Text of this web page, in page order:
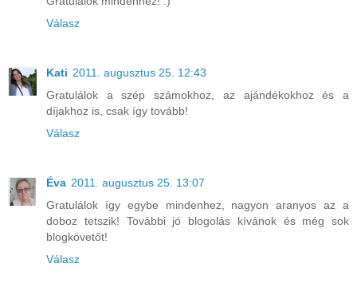
Válasz
Kati 2011. augusztus 25. 12:43
Gratulálok a szép számokhoz, az ajándékokhoz és a
díjakhoz is, csak így tovább!
Válasz
Éva 2011. augusztus 25. 13:07
Gratulálok így egybe mindenhez, nagyon aranyos az a
doboz tetszik! További jó blogolás kívánok és még sok
blogkövetőt!
Válasz